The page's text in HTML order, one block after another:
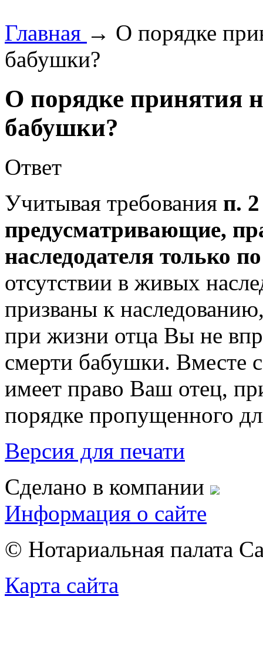
Главная → О порядке
бабушки?
О порядке принятия
бабушки?
Ответ
Учитывая требования п.
предусматривающие,
наследодателя только
отсутствии в живых
призваны к
при жизни отца Вы не
смерти бабушки. Вместе
имеет право Ваш отец,
порядке пропущенного
Версия для печати
Сделано в компании
Информация о сайте
© Нотариальная палата
Карта сайта